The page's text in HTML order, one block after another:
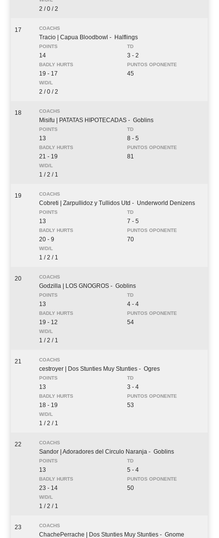
2 / 0 / 2
17
Tracio | Capua Bloodbowl - Halflings
14 3 - 2
19 - 17 45
2 / 0 / 2
18
Misifu | PATATAS HIPOTECADAS - Goblins
13 8 - 5
21 - 19 81
1 / 2 / 1
19
Cobreti | Zarpullidoz y Tullidos Utd - Underworld Denizens
13 7 - 5
20 - 9 70
1 / 2 / 1
20
Godzilla | LOS GNOGROS - Goblins
13 4 - 4
19 - 12 54
1 / 2 / 1
21
cestroyer | Dos Stunties Muy Stunties - Ogres
13 3 - 4
18 - 19 53
1 / 2 / 1
22
Sandor | Adoradores del Circulo Naranja - Goblins
13 5 - 4
23 - 14 50
1 / 2 / 1
23
ChachePerrache | Dos Stunties Muy Stunties - Gnome